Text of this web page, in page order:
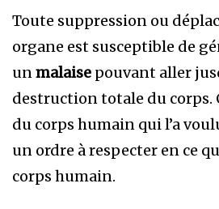
Toute suppression ou
organe est susceptible de
unmalaise pouvant aller
destruction totale du corps.
du corps humain qui l’a
un ordre à respecter en ce
corps humain.